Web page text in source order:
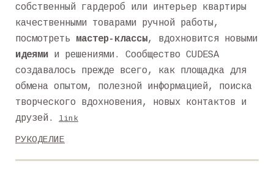
собственный гардероб или интерьер квартиры
качественными товарами ручной работы,
посмотреть мастер-классы, вдохновится новыми
идеями и решениями. Сообщество CUDESA
создавалось прежде всего, как площадка для
обмена опытом, полезной информацией, поиска
творческого вдохновения, новых контактов и
друзей.
link
РУКОДЕЛИЕ